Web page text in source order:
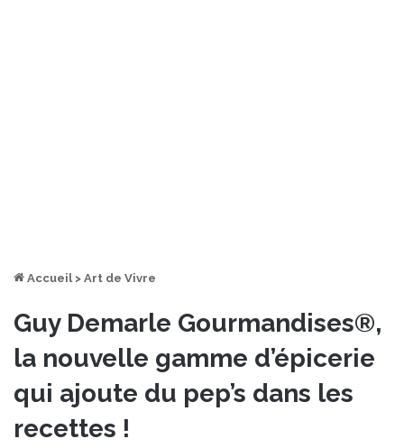
Accueil > Art de Vivre
Guy Demarle Gourmandises®,
la nouvelle gamme d’épicerie
qui ajoute du pep’s dans les
recettes !